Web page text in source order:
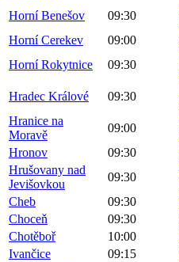
Horní Benešov
09:30
Horní Cerekev
09:00
Horní Rokytnice
09:30
Hradec Králové
09:30
Hranice na
Moravě
09:00
Hronov
09:30
Hrušovany nad
Jevišovkou
09:30
Cheb
09:30
Choceň
09:30
Chotěboř
10:00
Ivančice
09:15